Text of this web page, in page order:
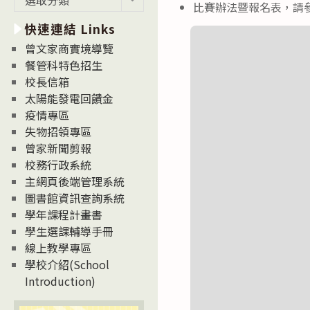
比賽辦法暨報名表，請
消
息
News
快速連結 Links
曾文家商實境導覽
餐管科特色招生
校長信箱
太陽能發電回饋金
疫情專區
失物招領專區
曾家新聞剪報
校務行政系統
主網頁後端管理系統
圖書館資訊查詢系統
學年課程計畫書
學生選課輔導手冊
線上教學專區
學校介紹(School
Introduction)